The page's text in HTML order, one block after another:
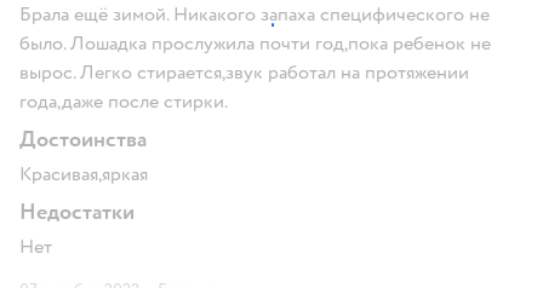
Брала ещё зимой. Никакого запаха специфического не
было. Лошадка прослужила почти год,пока ребенок не
вырос. Легко стирается,звук работал на протяжении
года,даже после стирки.
Достоинства
Красивая,яркая
Недостатки
Нет